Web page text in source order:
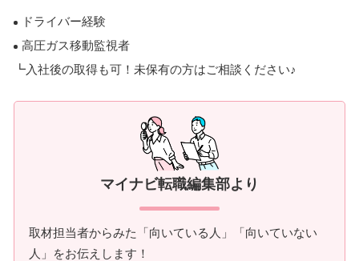
ドライバー経験
高圧ガス移動監視者
┗入社後の取得も可！未保有の方はご相談ください♪
マイナビ転職編集部より
取材担当者からみた「向いている人」「向いていない
人」をお伝えします！